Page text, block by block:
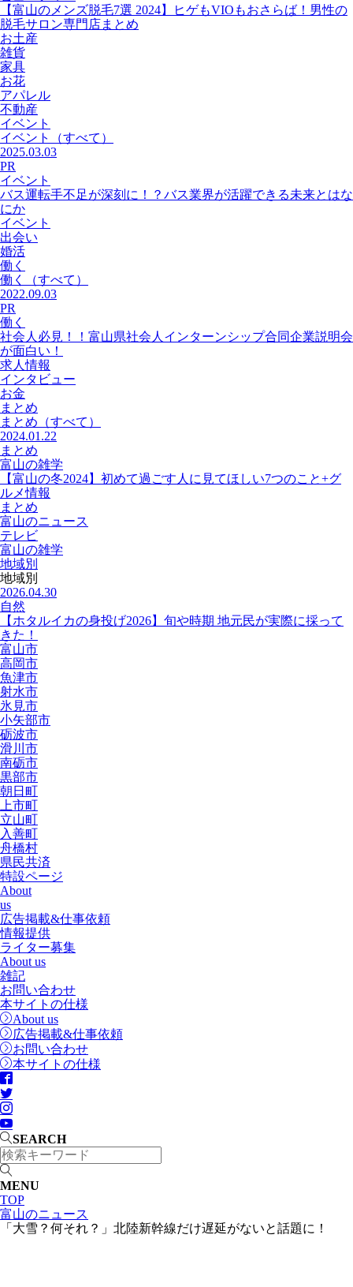
【富山のメンズ脱毛7選 2024】ヒゲもVIOもおさらば！男性の
脱毛サロン専門店まとめ
お土産
雑貨
家具
お花
アパレル
不動産
イベント
イベント
（すべて）
2025.03.03
PR
イベント
バス運転手不足が深刻に！？バス業界が活躍できる未来とはな
にか
イベント
出会い
婚活
働く
働く
（すべて）
2022.09.03
PR
働く
社会人必見！！富山県社会人インターンシップ合同企業説明会
が面白い！
求人情報
インタビュー
お金
まとめ
まとめ （すべて）
2024.01.22
まとめ
富山の雑学
【富山の冬2024】初めて過ごす人に見てほしい7つのこと+グ
ルメ情報
まとめ
富山のニュース
テレビ
富山の雑学
地域別
地域別
2026.04.30
自然
【ホタルイカの身投げ2026】旬や時期 地元民が実際に採って
きた！
富山市
高岡市
魚津市
射水市
氷見市
小矢部市
砺波市
滑川市
南砺市
黒部市
朝日町
上市町
立山町
入善町
舟橋村
県民共済
特設ページ
About
us
広告掲載&仕事依頼
情報提供
ライター募集
About us
雑記
お問い合わせ
本サイトの仕様
About us
広告掲載&仕事依頼
お問い合わせ
本サイトの仕様
SEARCH
MENU
TOP
富山のニュース
「大雪？何それ？」北陸新幹線だけ遅延がないと話題に！